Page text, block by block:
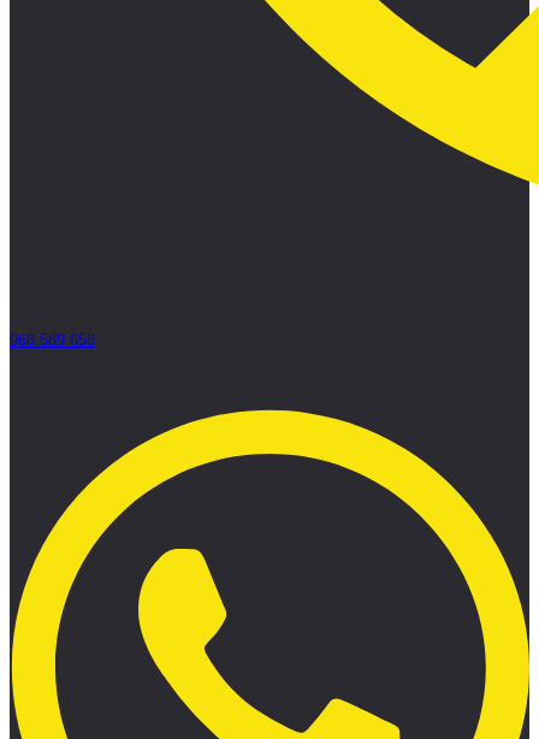
968 589 658